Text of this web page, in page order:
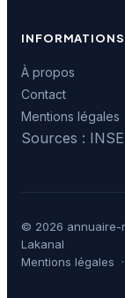
INFORMATIONS
À propos
Contact
Mentions légales
Sources :
© 2026 annuaire-
Lakanal
Mentions légales ·